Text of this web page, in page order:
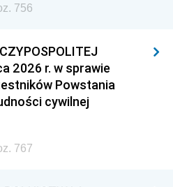
756
2026 r. w sprawie
Powstania
cywilnej
767